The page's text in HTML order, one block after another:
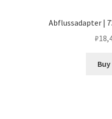
Abflussadapter |
₽